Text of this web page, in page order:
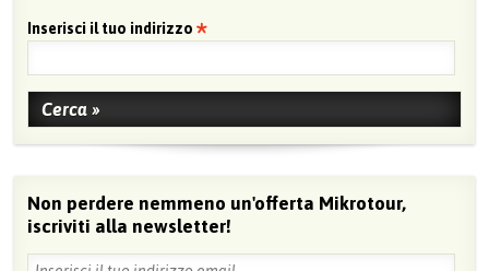
Inserisci il tuo indirizzo
Non perdere nemmeno un'offerta Mikrotour,
iscriviti alla newsletter!